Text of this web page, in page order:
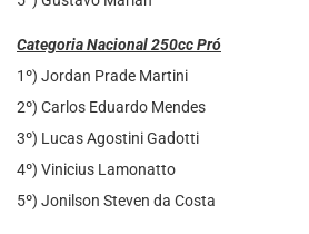
Categoria Nacional 250cc Pró
1º) Jordan Prade Martini
2º) Carlos Eduardo Mendes
3º) Lucas Agostini Gadotti
4º) Vinicius Lamonatto
5º) Jonilson Steven da Costa